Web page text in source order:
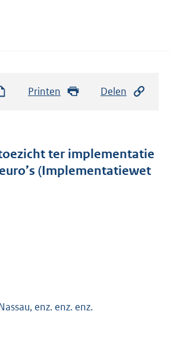
Printen Delen
ter implementatie
(Implementatiewet
enz. enz. enz.